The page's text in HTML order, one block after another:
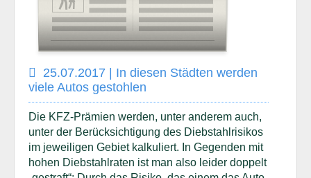
25.07.2017 | In diesen Städten werden
viele Autos gestohlen
Die KFZ-Prämien werden, unter anderem auch,
unter der Berücksichtigung des Diebstahlrisikos
im jeweiligen Gebiet kalkuliert. In Gegenden mit
hohen Diebstahlraten ist man also leider doppelt